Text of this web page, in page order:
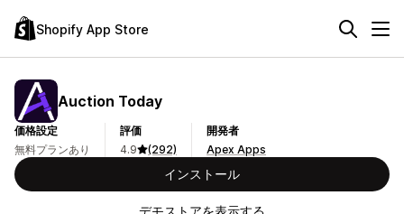
Shopify App Store
Auction Today
価格設定
無料プランあり
評価
4.9
(292)
開発者
Apex Apps
インストール
デモストアを表示する